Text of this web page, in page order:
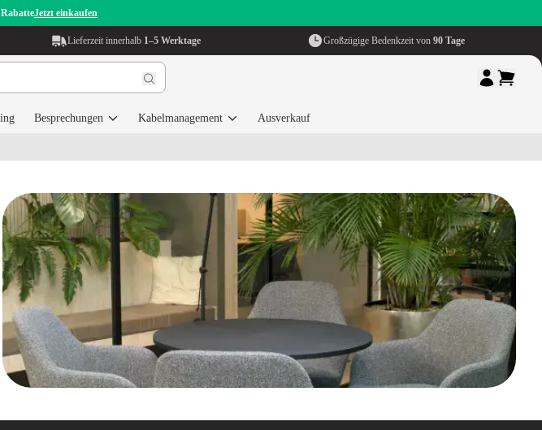
Jetzt einkaufen
Lieferzeit innerhalb 1–5 Werktage Großzügige Bedenkzeit von 90 Tage
Besprechungen Kabelmanagement Ausverkauf